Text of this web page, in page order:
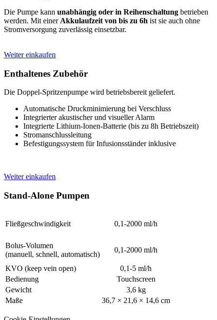
Die Pumpe kann unabhängig oder in Reihenschaltung betrieben
werden. Mit einer Akkulaufzeit von bis zu 6h ist sie auch ohne
Stromversorgung zuverlässig einsetzbar.
Weiter einkaufen
Enthaltenes Zubehör
Die Doppel-Spritzenpumpe wird betriebsbereit geliefert.
Automatische Druckminimierung bei Verschluss
Integrierter akustischer und visueller Alarm
Integrierte Lithium-Ionen-Batterie (bis zu 8h Betriebszeit)
Stromanschlussleitung
Befestigungssystem für Infusionsständer inklusive
Weiter einkaufen
Stand-Alone Pumpen
Fließgeschwindigkeit 0,1-2000 ml/h
Bolus-Volumen
(manuell, schnell, automatisch)
0,1-2000 ml/h
KVO (keep vein open)
0,1-5 ml/h
Bedienung
Touchscreen
Gewicht
3,6 kg
Maße
36,7 × 21,6 × 14,6 cm